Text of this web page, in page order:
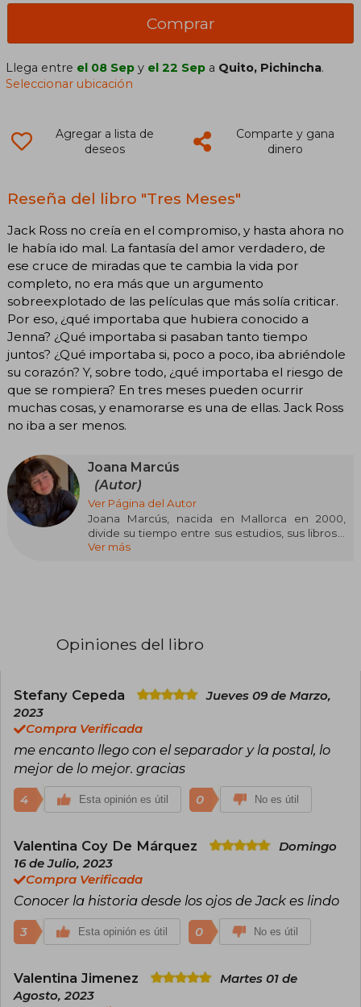
Comprar
Llega entre el 08 Sep y el 22 Sep a Quito, Pichincha.
Seleccionar ubicación
Agregar a lista de
deseos
Comparte y gana
dinero
Reseña del libro "Tres Meses"
Jack Ross no creía en el compromiso, y hasta ahora no
le había ido mal. La fantasía del amor verdadero, de
ese cruce de miradas que te cambia la vida por
completo, no era más que un argumento
sobreexplotado de las películas que más solía criticar.
Por eso, ¿qué importaba que hubiera conocido a
Jenna? ¿Qué importaba si pasaban tanto tiempo
juntos? ¿Qué importaba si, poco a poco, iba abriéndole
su corazón? Y, sobre todo, ¿qué importaba el riesgo de
que se rompiera? En tres meses pueden ocurrir
muchas cosas, y enamorarse es una de ellas. Jack Ross
no iba a ser menos.
Joana Marcús
(Autor)
Ver Página del Autor
Joana Marcús, nacida en Mallorca en 2000,
divide su tiempo entre sus estudios, sus libros y
sus mascotas. Desde pequeña supo que le
En dos ocasiones ha sido ganadora de los
Es una de las autoras más jóvenes en conseguir
Antes de diciembre se posicionó entre las 10
novelas más vendidas en diversos países.​ En el
2022, fue la autora más vendida solo detrás de
los libros de Harry Potter. Viajó por diversos
países y ciudades para promocionar sus
historias. Por ejemplo en Madrid, donde
colapsó la Gran Vía, y México, donde reunió a
Ver más
Opiniones del libro
Stefany Cepeda
Jueves 09 de Marzo,
2023
Compra Verificada
me encanto llego con el separador y la postal, lo
mejor de lo mejor. gracias
4 Esta opinión es útil 0 No es útil
Valentina Coy De Márquez
Domingo
16 de Julio, 2023
Compra Verificada
Conocer la historia desde los ojos de Jack es lindo
3 Esta opinión es útil 0 No es útil
Valentina Jimenez
Martes 01 de
Agosto, 2023